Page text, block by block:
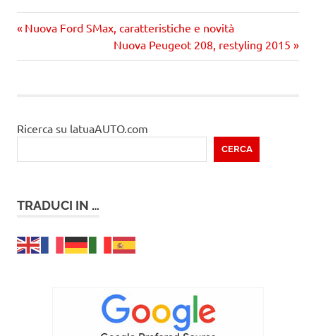
Navigazione
articoli
Precedente
Nuova Ford SMax, caratteristiche e novità
Prossimo
articolo
Nuova Peugeot 208, restyling 2015
Ricerca su latuaAUTO.com
CERCA
TRADUCI IN …